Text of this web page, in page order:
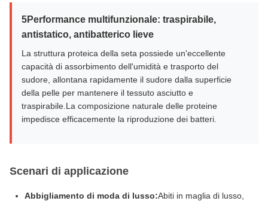
5Performance multifunzionale: traspirabile,
antistatico, antibatterico lieve
La struttura proteica della seta possiede un'eccellente
capacità di assorbimento dell'umidità e trasporto del
sudore, allontana rapidamente il sudore dalla superficie
della pelle per mantenere il tessuto asciutto e
traspirabile.La composizione naturale delle proteine
impedisce efficacemente la riproduzione dei batteri.
Scenari di applicazione
Abbigliamento di moda di lusso:Abiti in maglia di lusso,